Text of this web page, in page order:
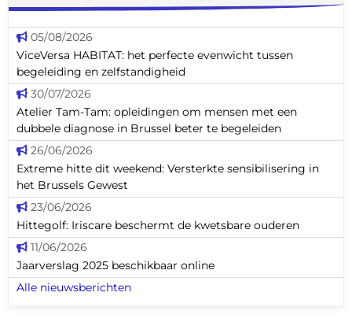
05/08/2026
ViceVersa HABITAT: het perfecte evenwicht tussen
begeleiding en zelfstandigheid
30/07/2026
Atelier Tam-Tam: opleidingen om mensen met een
dubbele diagnose in Brussel beter te begeleiden
26/06/2026
Extreme hitte dit weekend: Versterkte sensibilisering in
het Brussels Gewest
23/06/2026
Hittegolf: Iriscare beschermt de kwetsbare ouderen
11/06/2026
Jaarverslag 2025 beschikbaar online
Alle nieuwsberichten